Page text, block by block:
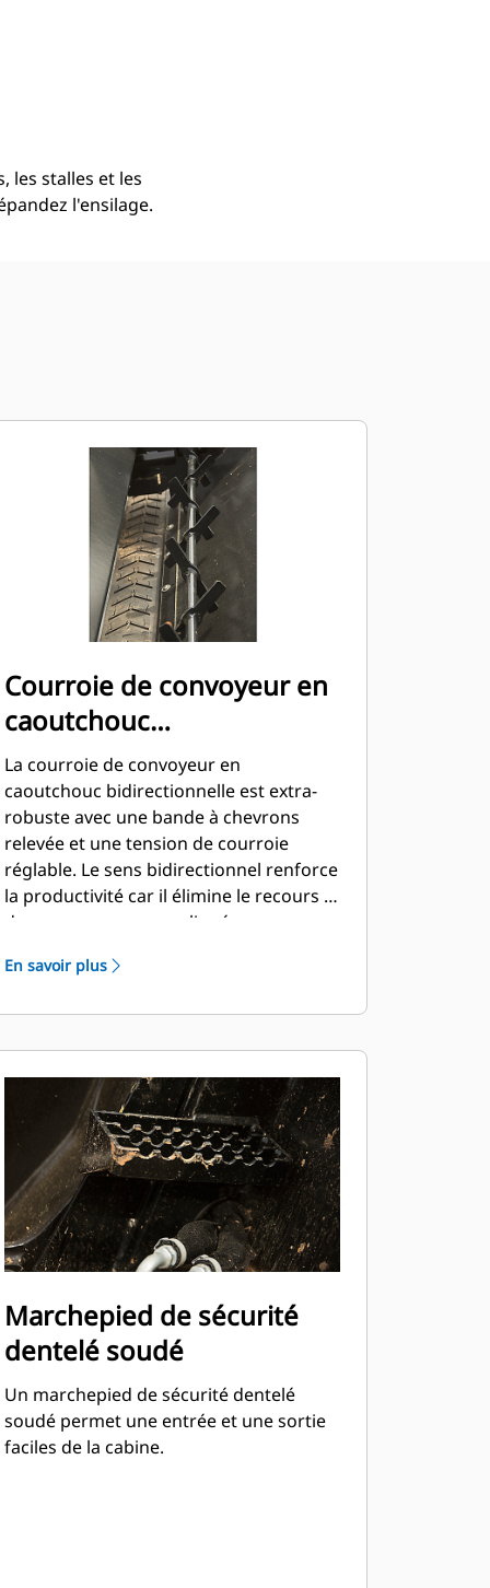
les stalles et les
l'ensilage.
Courroie de convoyeur en
caoutchouc
bidirectionnelle
La courroie de convoyeur en
caoutchouc bidirectionnelle est extra-
robuste avec une bande à chevrons
relevée et une tension de courroie
réglable. Le sens bidirectionnel renforce
la productivité car il élimine le recours à
des manœuvres compliquées
zones restreintes.
En savoir plus
Marchepied de sécurité
dentelé soudé
Un marchepied de sécurité dentelé
soudé permet une entrée et une sortie
faciles de la cabine.